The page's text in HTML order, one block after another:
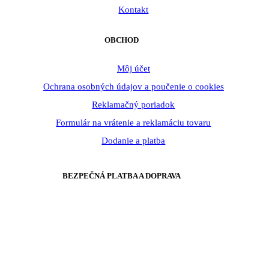
Kontakt
OBCHOD
Môj účet
Ochrana osobných údajov a poučenie o cookies
Reklamačný poriadok
Formulár na vrátenie a reklamáciu tovaru
Dodanie a platba
BEZPEČNÁ PLATBA A DOPRAVA